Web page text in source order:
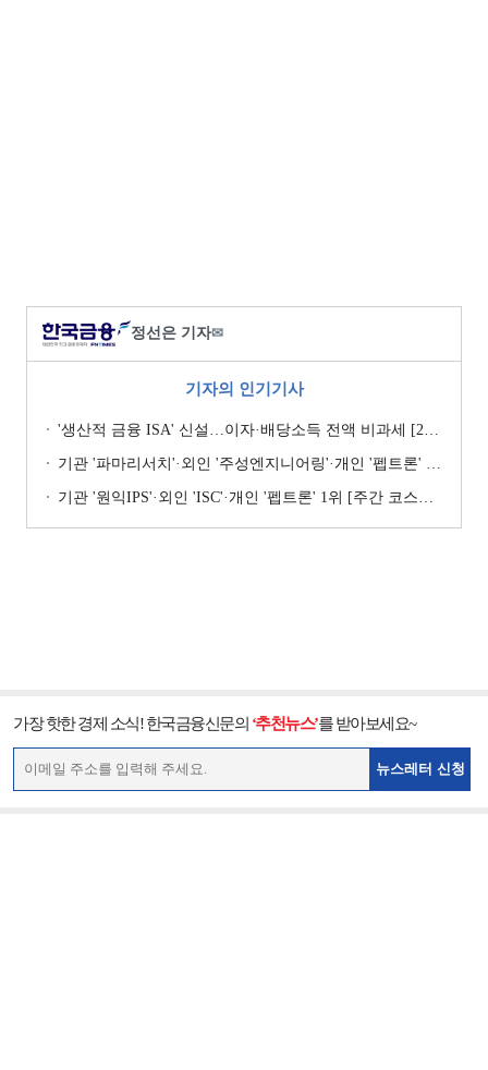
정선은 기자✉
기자의 인기기사
'생산적 금융 ISA' 신설…이자·배당소득 전액 비과세 [2026 세제개편안]
기관 '파마리서치'·외인 '주성엔지니어링'·개인 '펩트론' 1위 [주간 코스닥 순매수- 2026년 7월27일~7월31일]
기관 '원익IPS'·외인 'ISC'·개인 '펩트론' 1위 [주간 코스닥 순매수- 2026년 7월6일~7월10일]
가장 핫한 경제 소식! 한국금융신문의 ‘추천뉴스’를 받아보세요~
뉴스레터 신청